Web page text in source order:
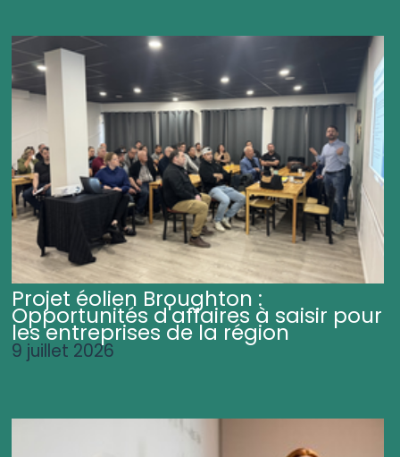
Projet éolien Broughton :
Opportunités d'affaires à saisir pour
les entreprises de la région
9 juillet 2026